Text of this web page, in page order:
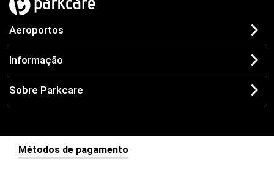
Aeroportos
Informação
Sobre Parkcare
Métodos de pagamento